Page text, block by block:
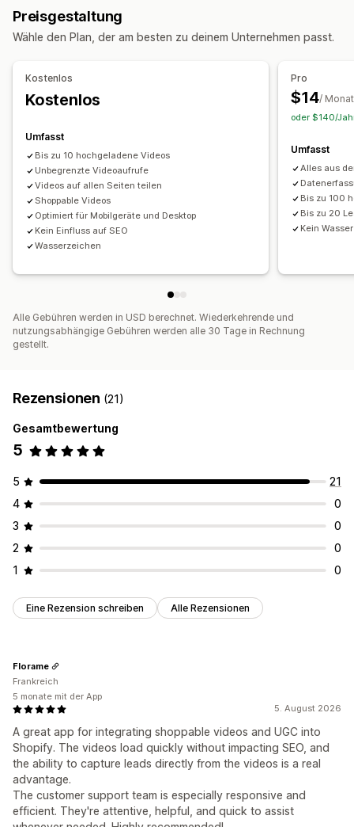
Anpassung
Videovorlagen
Video-Player Video-Widget
Popups
Anzeigeoptionen
Analysen
Preisgestaltung
Wähle den Plan, der am besten zu deinem Unternehmen passt.
Kostenlos
Kostenlos
Umfasst
Bis zu 10 hochgeladene Videos
Unbegrenzte Videoaufrufe
Videos auf allen Seiten teilen
Shoppable Videos
Optimiert für Mobilgeräte und Desktop
Kein Einfluss auf SEO
Wasserzeichen
Pro
$14/ Monat
oder $140/
Umfasst
Alles aus
Bis zu 100
Bis zu 20
Kein
Alle Gebühren werden in USD berechnet. Wiederkehrende und
nutzungsabhängige Gebühren werden alle 30 Tage in Rechnung
gestellt.
Rezensionen (21)
Gesamtbewertung
5
5
21
4
0
3
0
2
0
1
0
Eine Rezension schreiben Alle Rezensionen
5. August 2026
A great app for integrating shoppable videos and UGC into
Shopify. The videos load quickly without impacting SEO, and
the ability to capture leads directly from the videos is a real
advantage.
The customer support team is especially responsive and
efficient. They're attentive, helpful, and quick to assist
Florame
Frankreich
5 monate mit der App